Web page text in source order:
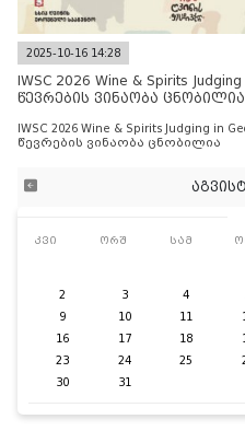
2025-10-16 14:28
IWSC 2026 Wine & Spirits
წევრების ვინაობა ცნობილია
IWSC 2026 Wine & Spirits Judging
წევრების ვინაობა ცნობილია
კვი ორშ სამ
2
3 4
9
10 11
16
17 18
23
24 25
30
31